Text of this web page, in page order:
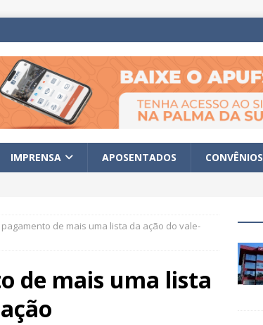
IMPRENSA APOSENTADOS CONVÊNIOS
pagamento de mais uma lista da ação do vale-
de mais uma lista